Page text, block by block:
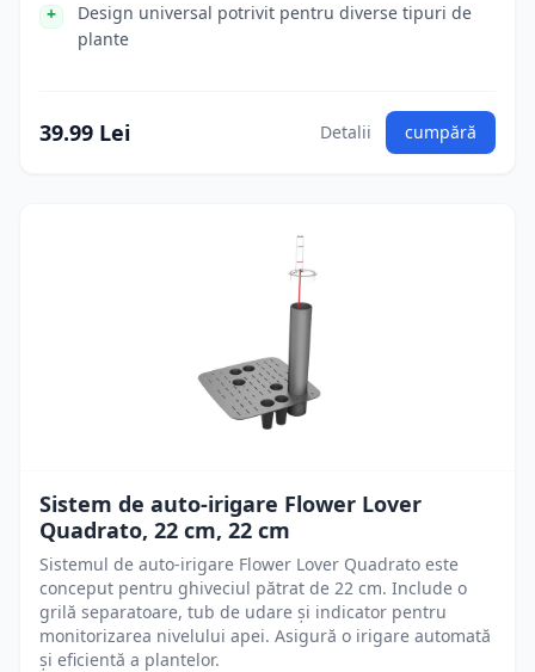
Design universal potrivit pentru diverse tipuri de
plante
39.99 Lei Detalii cumpără
Sistem de auto-irigare Flower Lover
Quadrato, 22 cm, 22 cm
Sistemul de auto-irigare Flower Lover Quadrato este
conceput pentru ghiveciul pătrat de 22 cm. Include o
grilă separatoare, tub de udare și indicator pentru
monitorizarea nivelului apei. Asigură o irigare automată
și eficientă a plantelor.